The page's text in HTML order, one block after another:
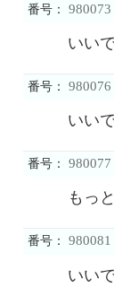
番号： 980073
いい
番号： 980076
いい
番号： 980077
もっ
番号： 980081
いい